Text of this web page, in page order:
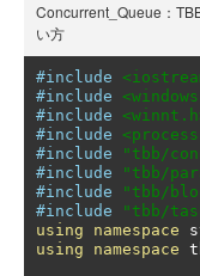
Concurrent_Queue：
い方
#include
#include
#include
#include
#include
"tbb/
#include
"tbb/
#include
"tbb/
#include
"tbb/
using
namespace
using
namespace